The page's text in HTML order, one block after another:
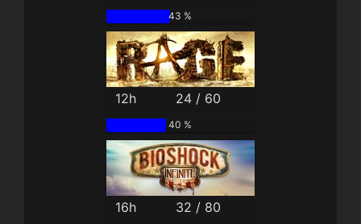
43 %
12h 24 / 60
40 %
16h 32 / 80